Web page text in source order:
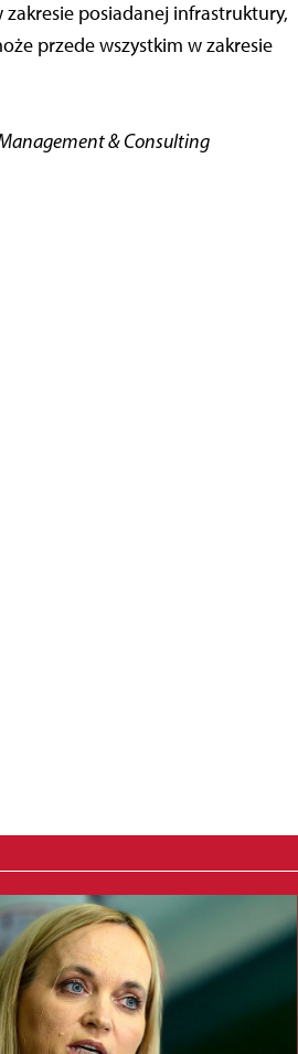
posiadanej infrastruktury,
przede wszystkim w zakresie
& Consulting